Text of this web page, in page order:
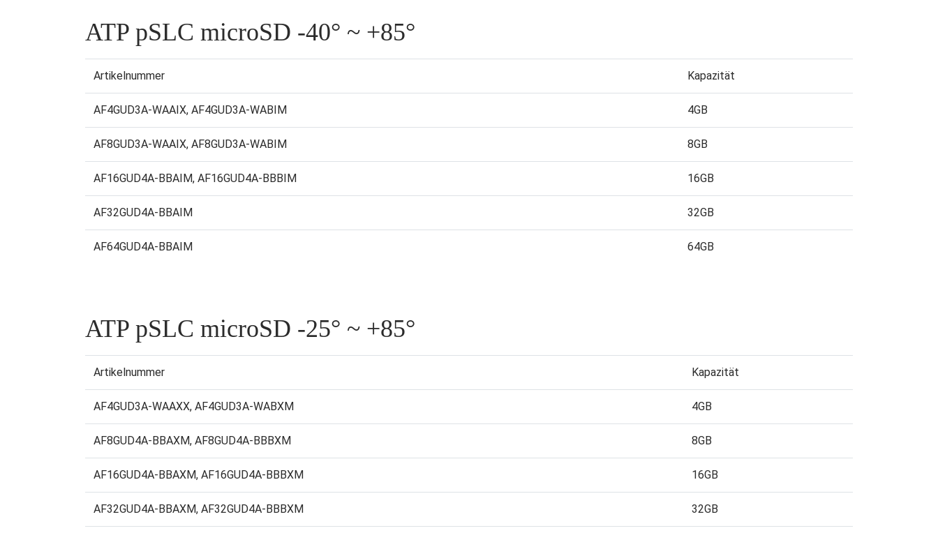
ATP pSLC microSD -40° ~ +85°
Artikelnummer Kapazität
AF4GUD3A-WAAIX, AF4GUD3A-WABIM 4GB
AF8GUD3A-WAAIX, AF8GUD3A-WABIM 8GB
AF16GUD4A-BBAIM, AF16GUD4A-BBBIM 16GB
AF32GUD4A-BBAIM 32GB
AF64GUD4A-BBAIM 64GB
ATP pSLC microSD -25° ~ +85°
Artikelnummer Kapazität
AF4GUD3A-WAAXX, AF4GUD3A-WABXM 4GB
AF8GUD4A-BBAXM, AF8GUD4A-BBBXM 8GB
AF16GUD4A-BBAXM, AF16GUD4A-BBBXM 16GB
AF32GUD4A-BBAXM, AF32GUD4A-BBBXM 32GB